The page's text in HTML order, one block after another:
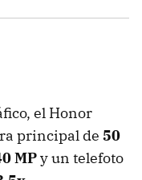
el Honor
principal de 50
MPy un telefoto